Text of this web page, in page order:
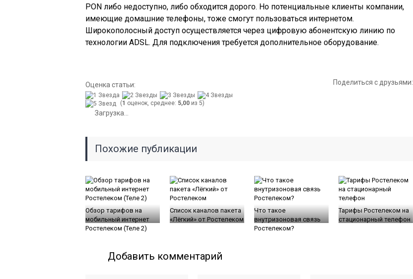
PON либо недоступно, либо обходится дорого. Но потенциальные клиенты компании,
имеющие домашние телефоны, тоже смогут пользоваться интернетом.
Широкополосный доступ осуществляется через цифровую абонентскую линию по
технологии АDSL. Для подключения требуется дополнительное оборудование.
Оценка статьи:
(1 оценок, среднее: 5,00 из 5)
Загрузка...
Поделиться с друзьями:
Похожие публикации
Обзор тарифов на
мобильный интернет
Ростелеком (Теле 2)
Список каналов пакета
«Лёгкий» от Ростелеком
Что такое
внутризоновая связь
Ростелеком?
Тарифы Ростелеком на
стационарный телефон
Добавить комментарий